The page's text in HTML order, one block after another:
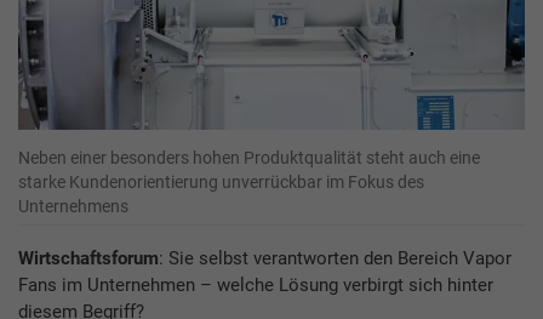
Neben einer besonders hohen Produktqualität steht auch eine
starke Kundenorientierung unverrückbar im Fokus des
Unternehmens
Wirtschaftsforum: Sie selbst verantworten den Bereich Vapor
Fans im Unternehmen – welche Lösung verbirgt sich hinter
diesem Begriff?